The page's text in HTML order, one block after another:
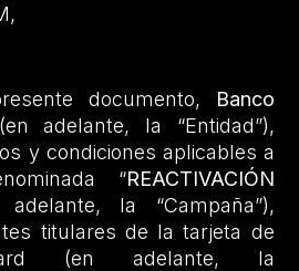
documento,
Banco
adelante, la “Entidad”),
y condiciones aplicables a
“REACTIVACIÓN
la “Campaña”),
titulares de la tarjeta de
(en adelante, la